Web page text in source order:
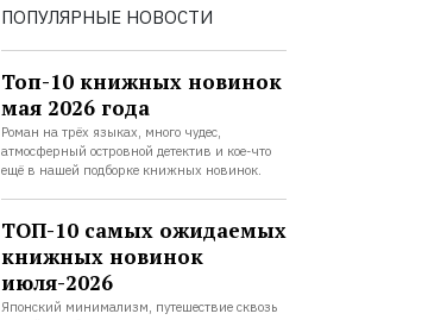
ПОПУЛЯРНЫЕ НОВОСТИ
Топ-10 книжных новинок
мая 2026 года
Роман на трёх языках, много чудес,
атмосферный островной детектив и кое-что
ещё в нашей подборке книжных новинок.
ТОП-10 самых ожидаемых
книжных новинок
июля-2026
Японский минимализм, путешествие сквозь